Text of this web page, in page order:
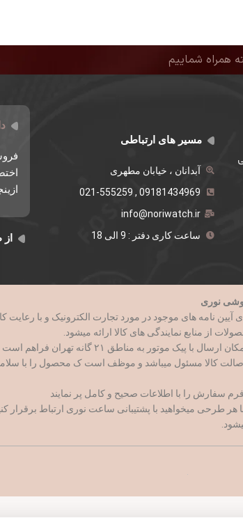
مسیر های ارتباطی
آبدانان ، خیابان مطهری
09181434969 , 021-555259
info@noriwatch.ir
ساعت کاری دفتر : 9 الی 18
نوری
کالا مسئول میباشد و موظف است ک محصول را با